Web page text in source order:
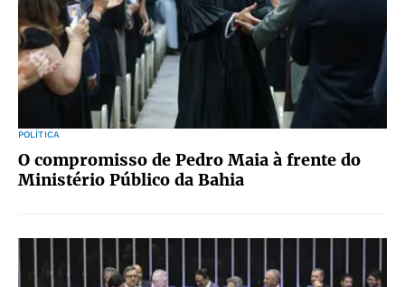
POLÍTICA
O compromisso de Pedro Maia à frente do
Ministério Público da Bahia